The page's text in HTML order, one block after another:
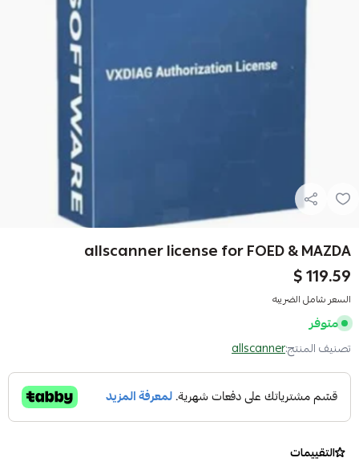
allscanner license for FOED & MAZDA
119.59 $
السعر شامل الضريبه
متوفر
تصنيف المنتج:allscanner
التقييمات